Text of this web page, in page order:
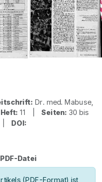
Dr. med. Mabuse,
Heft: 11 |Seiten: 30 bis
| DOI:
Datei
(PDF-Format) ist